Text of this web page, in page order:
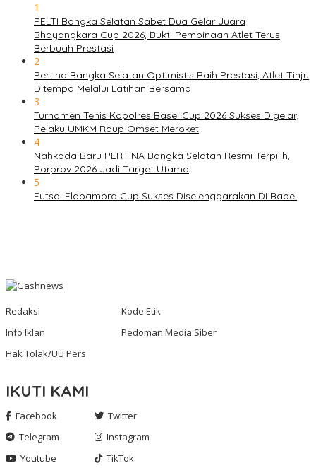
1
PELTI Bangka Selatan Sabet Dua Gelar Juara
Bhayangkara Cup 2026, Bukti Pembinaan Atlet Terus
Berbuah Prestasi
2
Pertina Bangka Selatan Optimistis Raih Prestasi, Atlet Tinju
Ditempa Melalui Latihan Bersama
3
Turnamen Tenis Kapolres Basel Cup 2026 Sukses Digelar,
Pelaku UMKM Raup Omset Meroket
4
Nahkoda Baru PERTINA Bangka Selatan Resmi Terpilih,
Porprov 2026 Jadi Target Utama
5
Futsal Flabamora Cup Sukses Diselenggarakan Di Babel
Redaksi
Kode Etik
Info Iklan
Pedoman Media Siber
Hak Tolak/UU Pers
IKUTI KAMI
Facebook
Twitter
Telegram
Instagram
Youtube
TikTok